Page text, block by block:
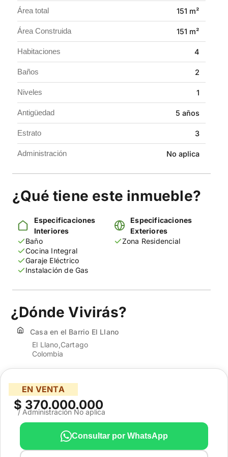
Contáctanos y agenda tu visita.
Área total 151 m²
Área Construida 151 m²
Habitaciones 4
Baños 2
Niveles 1
Antigüedad 5 años
Estrato 3
Administración No aplica
¿Qué tiene este inmueble?
Especificaciones
Interiores
Baño
Cocina Integral
Garaje Eléctrico
Instalación de Gas
Especificaciones
Exteriores
Zona Residencial
¿Dónde Vivirás?
Casa en el Barrio El Llano
El Llano Cartago
Colombia
EN VENTA
$ 370.000.000
/ Administración No aplica
Consultar por WhatsApp